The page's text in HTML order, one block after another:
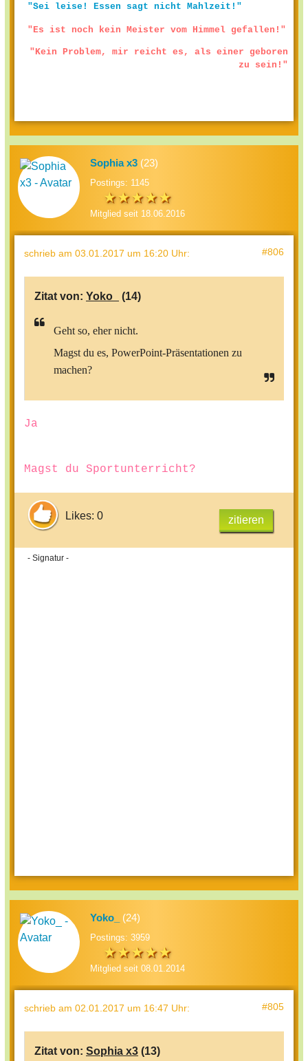
"Sei leise! Essen sagt nicht Mahlzeit!"
"Es ist noch kein Meister vom Himmel gefallen!"
"Kein Problem, mir reicht es, als einer geboren
zu sein!"
Sophia x3 (23)
Postings: 1145
Mitglied seit 18.06.2016
schrieb am 03.01.2017 um 16:20 Uhr: #806
Zitat von: Yoko_ (14)
Geht so, eher nicht.
Magst du es, PowerPoint-Präsentationen zu
machen?
Ja
Magst du Sportunterricht?
Likes: 0 zitieren
- Signatur -
Yoko_ (24)
Postings: 3959
Mitglied seit 08.01.2014
schrieb am 02.01.2017 um 16:47 Uhr: #805
Zitat von: Sophia x3 (13)